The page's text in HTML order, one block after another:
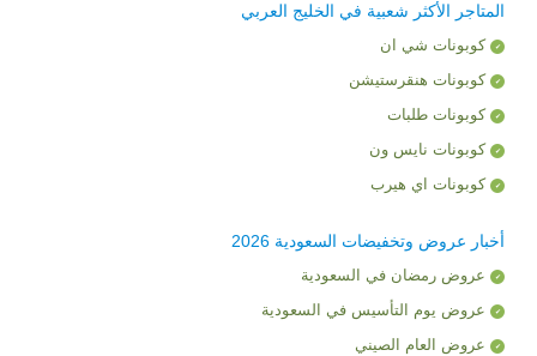
المتاجر الأكثر شعبية في الخليج العربي
كوبونات شي ان
كوبونات هنقرستيشن
كوبونات طلبات
كوبونات نايس ون
كوبونات اي هيرب
أخبار عروض وتخفيضات السعودية 2026
عروض رمضان في السعودية
عروض يوم التأسيس في السعودية
عروض العام الصيني